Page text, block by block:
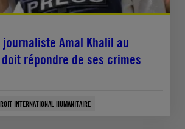
Amal Khalil au
répondre de ses crimes
INTERNATIONAL HUMANITAIRE